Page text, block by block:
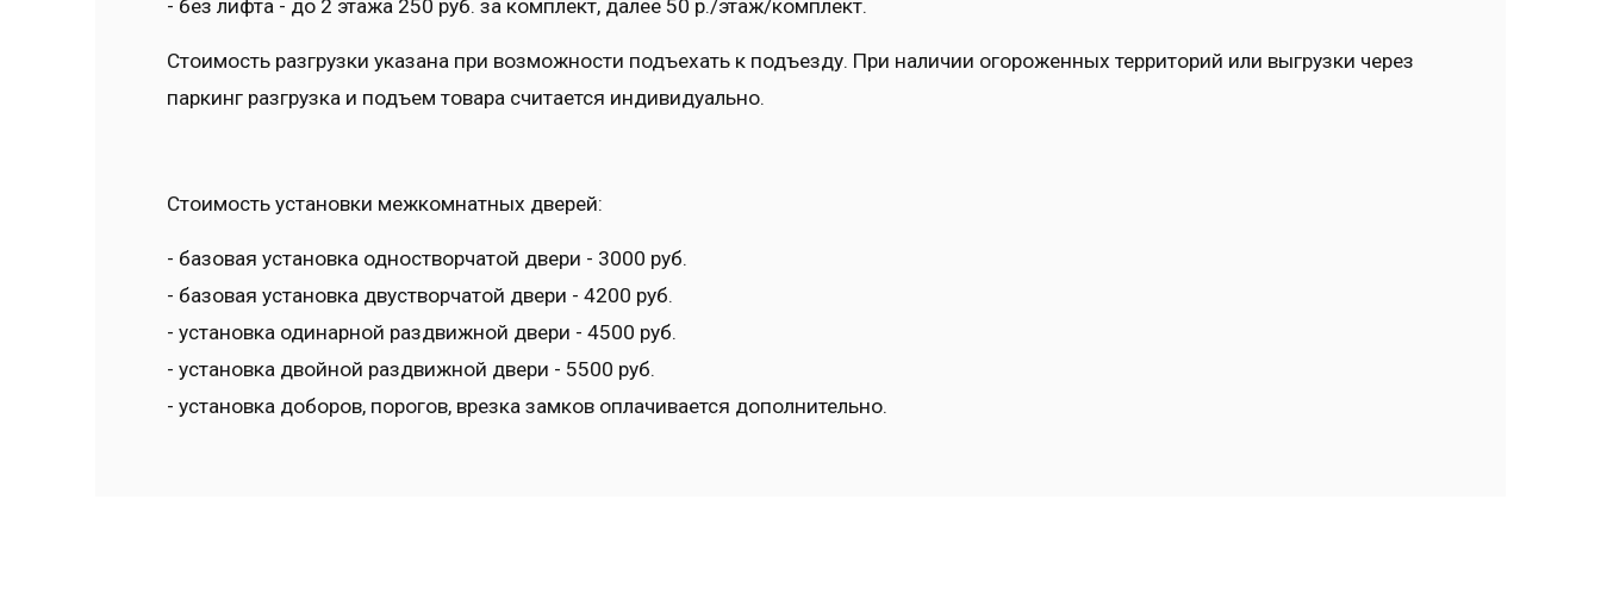
- без лифта - до 2 этажа 250 руб. за комплект, далее 50 р./этаж/комплект.
Стоимость разгрузки указана при возможности подъехать к подъезду. При наличии огороженных территорий или выгрузки через
паркинг разгрузка и подъем товара считается индивидуально.
Стоимость установки межкомнатных дверей:
- базовая установка одностворчатой двери - 3000 руб.
- базовая установка двустворчатой двери - 4200 руб.
- установка одинарной раздвижной двери - 4500 руб.
- установка двойной раздвижной двери - 5500 руб.
- установка доборов, порогов, врезка замков оплачивается дополнительно.